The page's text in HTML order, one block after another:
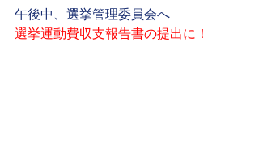
午後中、選挙管理委員会へ
選挙運動費収支報告書の提出に！